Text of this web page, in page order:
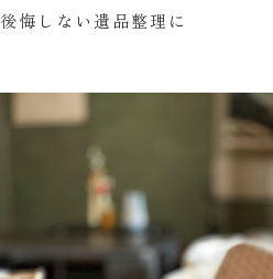
後悔しない遺品整理に